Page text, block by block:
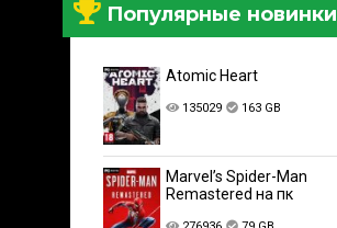
Популярные новинки
Atomic Heart
135029 163 GB
Marvel’s Spider-Man
Remastered на пк